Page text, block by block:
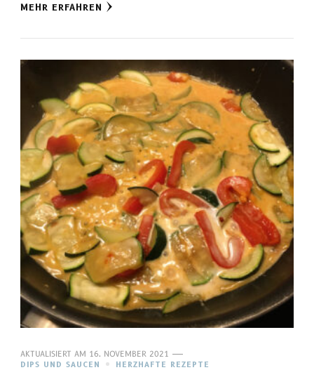
MEHR ERFAHREN
AKTUALISIERT AM 16. NOVEMBER 2021
DIPS UND SAUCEN
HERZHAFTE REZEPTE